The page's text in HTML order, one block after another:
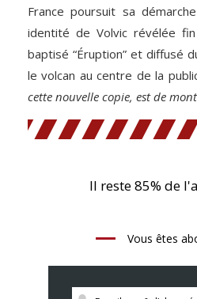
France poursuit sa
identité de Volvic révélée
baptisé “Éruption” et diffusé
le volcan au centre de la
cette nouvelle copie, est de
Il reste 85% de
Vous êtes